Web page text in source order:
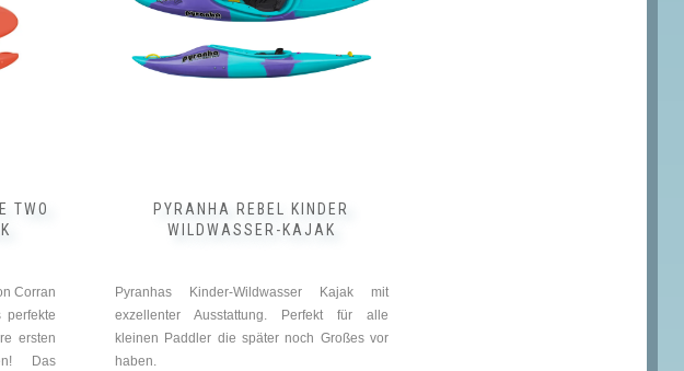
TWO
Corran
ersten
Das
PYRANHA REBEL KINDER
WILDWASSER-KAJAK
Pyranhas Kinder-Wildwasser Kajak mit
exzellenter Ausstattung. Perfekt für alle
kleinen Paddler die später noch Großes vor
haben.